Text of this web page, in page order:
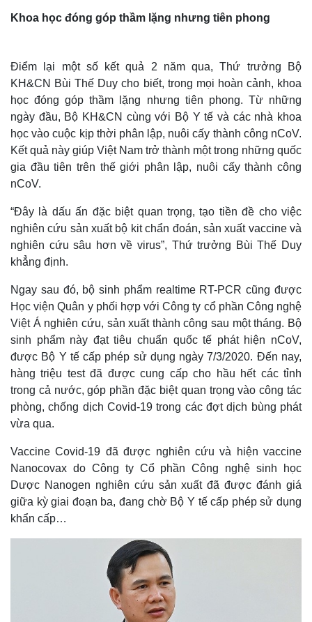
Thế giới
Hồ sơ
Multimedia
E-Magazine
Infographic
Khoa học đóng góp thầm lặng nhưng tiên phong
Điểm lại một số kết quả 2 năm qua, Thứ trưởng Bộ
KH&CN Bùi Thế Duy cho biết, trong mọi hoàn cảnh, khoa
học đóng góp thầm lặng nhưng tiên phong. Từ những
ngày đầu, Bộ KH&CN cùng với Bộ Y tế và các nhà khoa
học vào cuộc kịp thời phân lập, nuôi cấy thành công nCoV.
Kết quả này giúp Việt Nam trở thành một trong những quốc
gia đầu tiên trên thế giới phân lập, nuôi cấy thành công
nCoV.
“Đây là dấu ấn đặc biệt quan trọng, tạo tiền đề cho việc
nghiên cứu sản xuất bộ kit chẩn đoán, sản xuất vaccine và
nghiên cứu sâu hơn về virus”, Thứ trưởng Bùi Thế Duy
khẳng định.
Ngay sau đó, bộ sinh phẩm realtime RT-PCR cũng được
Học viện Quân y phối hợp với Công ty cổ phần Công nghệ
Việt Á nghiên cứu, sản xuất thành công sau một tháng. Bộ
sinh phẩm này đạt tiêu chuẩn quốc tế phát hiện nCoV,
được Bộ Y tế cấp phép sử dụng ngày 7/3/2020. Đến nay,
hàng triệu test đã được cung cấp cho hầu hết các tỉnh
trong cả nước, góp phần đặc biệt quan trọng vào công tác
phòng, chống dịch Covid-19 trong các đợt dịch bùng phát
vừa qua.
Vaccine Covid-19 đã được nghiên cứu và hiện vaccine
Nanocovax do Công ty Cổ phần Công nghệ sinh học
Dược Nanogen nghiên cứu sản xuất đã được đánh giá
giữa kỳ giai đoạn ba, đang chờ Bộ Y tế cấp phép sử dụng
khẩn cấp…